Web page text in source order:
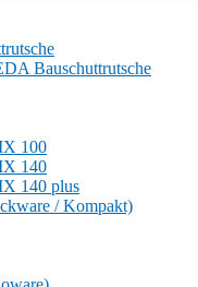
Bauschuttrutsche
100
140
140 plus
/ Kompakt)